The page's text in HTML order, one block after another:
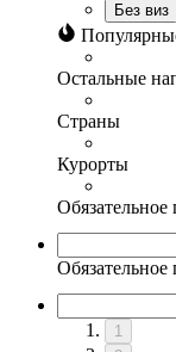
Без виз
Остальные
Страны
Курорты
Обязательное
Обязательное
1